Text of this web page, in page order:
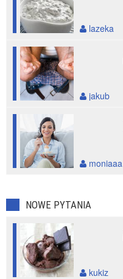
lazeka
jakub
moniaaa
NOWE PYTANIA
kukiz